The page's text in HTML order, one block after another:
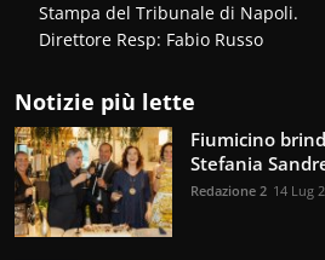
Stampa del Tribunale di Napoli.
Direttore Resp: Fabio Russo
Notizie più lette
Fiumicino
Stefania
Redazione 2 14 Lug